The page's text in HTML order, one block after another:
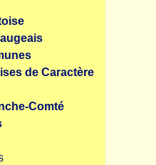
de Caractère
Comté